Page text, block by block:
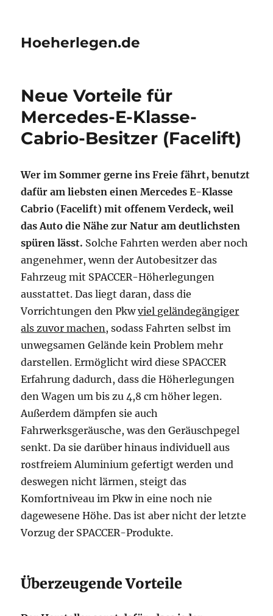
Hoeherlegen.de
Neue Vorteile für
Mercedes-E-Klasse-
Cabrio-Besitzer (Facelift)
Wer im Sommer gerne ins Freie fährt, benutzt
dafür am liebsten einen Mercedes E-Klasse
Cabrio (Facelift) mit offenem Verdeck, weil
das Auto die Nähe zur Natur am deutlichsten
spüren lässt. Solche Fahrten werden aber noch
angenehmer, wenn der Autobesitzer das
Fahrzeug mit SPACCER-Höherlegungen
ausstattet. Das liegt daran, dass die
Vorrichtungen den Pkwviel geländegängiger
als zuvor machen, sodass Fahrten selbst im
unwegsamen Gelände kein Problem mehr
darstellen. Ermöglicht wird diese SPACCER
Erfahrung dadurch, dass die Höherlegungen
den Wagen um bis zu 4,8 cm höher legen.
Außerdem dämpfen sie auch
Fahrwerksgeräusche, was den Geräuschpegel
senkt. Da sie darüber hinaus individuell aus
rostfreiem Aluminium gefertigt werden und
deswegen nicht lärmen, steigt das
Komfortniveau im Pkw in eine noch nie
dagewesene Höhe. Das ist aber nicht der letzte
Vorzug der SPACCER-Produkte.
Überzeugende Vorteile